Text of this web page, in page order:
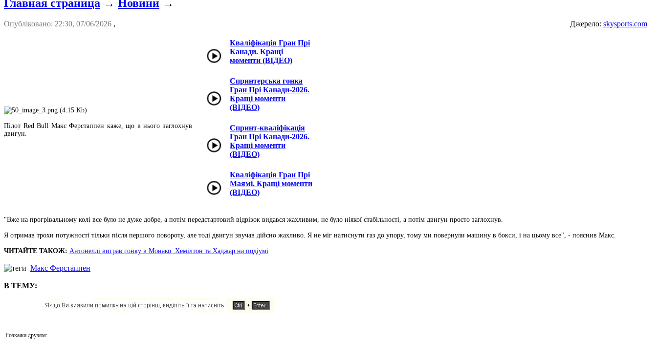
Главная страница → Новини →
Опубліковано: 22:30, 07/06/2026 , Джерело: skysports.com
Пілот Red Bull Макс Ферстаппен каже, що в нього заглохнув
двигун.
Кваліфікація Гран Прі
Канади. Кращі
моменти (ВІДЕО)
Спринтерська гонка
Гран Прі Канади-2026.
Кращі моменти
(ВІДЕО)
Спринт-кваліфікація
Гран Прі Канади-2026.
Кращі моменти
(ВІДЕО)
Кваліфікація Гран Прі
Маямі. Кращі моменти
(ВІДЕО)
"Вже на прогрівальному колі все було не дуже добре, а потім передстартовий відрізок видався жахливим, не було ніякої стабільності, а потім двигун просто заглохнув.
Я отримав трохи потужності тільки після першого повороту, але тоді двигун звучав дійсно жахливо. Я не міг натиснути газ до упору, тому ми повернули машину в бокси, і на цьому все", - пояснив Макс.
ЧИТАЙТЕ ТАКОЖ: Антонеллі виграв гонку в Монако, Хемілтон та Хаджар на подіумі
Макс Ферстаппен
В ТЕМУ:
Розкажи друзям: